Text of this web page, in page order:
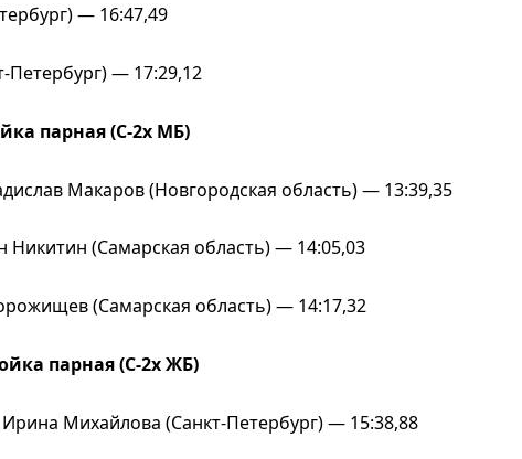
— 16:47,49
Петербург) — 17:29,12
парная (С-2х МБ)
Макаров (Новгородская область) — 13:39,35
Никитин (Самарская область) — 14:05,03
(Самарская область) — 14:17,32
парная (С-2х ЖБ)
Михайлова (Санкт-Петербург) — 15:38,88